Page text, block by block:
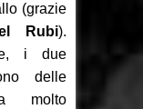
(grazie
Rubi).
i due
delle
molto